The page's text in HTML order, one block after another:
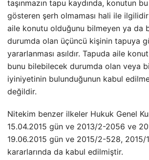
taşınmazın tapu kaydında, konutun
gösteren şerh olmaması hali ile ilgilidir
aile konutu olduğunu bilmeyen ya da
durumda olan üçüncü kişinin tapuya
yararlanması asıldır. Tapuda aile
bunu bilebilecek durumda olan veya
iyiniyetinin bulunduğunun kabul
değildir.
Nitekim benzer ilkeler Hukuk Genel
15.04.2015 gün ve 2013/2-2056 ve
19.06.2015 gün ve 2015/2-528, 2015/
kararlarında da kabul edilmiştir.